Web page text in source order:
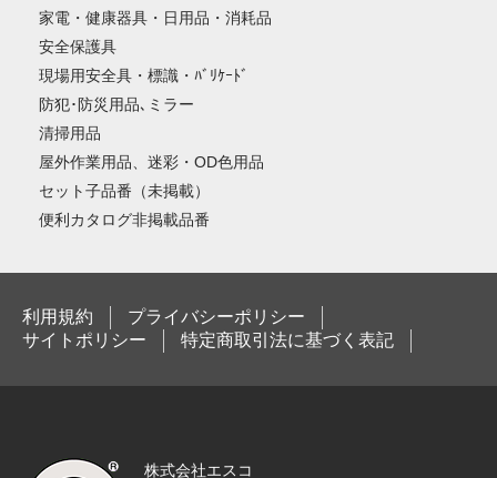
家電・健康器具・日用品・消耗品
安全保護具
現場用安全具・標識・ﾊﾞﾘｹｰﾄﾞ
防犯･防災用品､ミラー
清掃用品
屋外作業用品、迷彩・OD色用品
セット子品番（未掲載）
便利カタログ非掲載品番
利用規約
プライバシーポリシー
サイトポリシー
特定商取引法に基づく表記
株式会社エスコ